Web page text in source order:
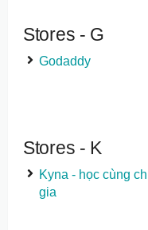
Stores - G
Godaddy
Stores - K
Kyna - học cùng
gia